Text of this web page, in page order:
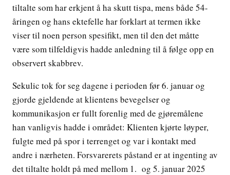
tiltalte som har erkjent å ha skutt tispa, mens både 54-
åringen og hans ektefelle har forklart at termen ikke
viser til noen person spesifikt, men til den det måtte
være som tilfeldigvis hadde anledning til å følge opp en
observert skabbrev.
Sekulic tok for seg dagene i perioden før 6. januar og
gjorde gjeldende at klientens bevegelser og
kommunikasjon er fullt forenlig med de gjøremålene
han vanligvis hadde i området: Klienten kjørte løyper,
fulgte med på spor i terrenget og var i kontakt med
andre i nærheten. Forsvarerets påstand er at ingenting av
det tiltalte holdt på med mellom 1. og 5. januar 2025